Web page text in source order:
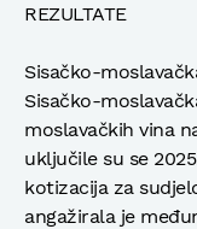
REZULTATE
Sisačko-
Sisačko-
moslavačkih vina
uključile su se
kotizacija za
angažirala je